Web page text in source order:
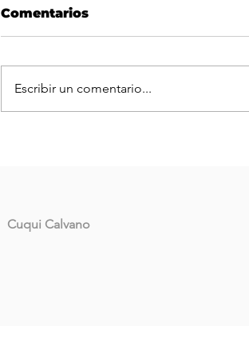
La Coalición Cívica ARI
para el ingreso a Derecho de
Comentarios
Escribir un comentario...
Cuqui Calvano